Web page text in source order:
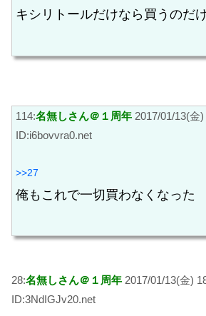
キシリトールだけなら買うのだ
114:名無しさん＠１周年 2017/01/13(金
ID:i6bovvra0.net
>>27
俺もこれで一切買わなくなった
28:名無しさん＠１周年 2017/01/13(金)
ID:3NdIGJv20.net